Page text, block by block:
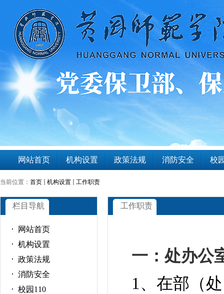
网站首页 机构设置 政策法规 消防安全 校
当前位置： 首页 机构设置 工作职责
栏目导航
网站首页
机构设置
政策法规
消防安全
校园110
工作职责
一：处办公
1 、在部（